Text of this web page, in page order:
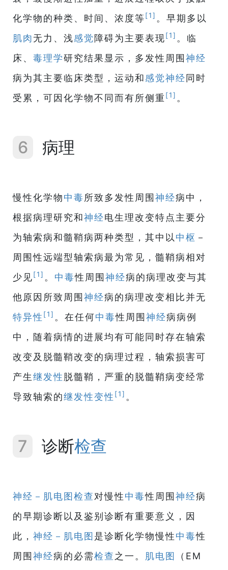
化学物的种类、时间、浓度等[1] 。早期多以
肌肉无力、浅感觉障碍为主要表现[1] 。临
床、 毒理学研究结果显示，多发性周围 神经
病为其主要临床类型，运动和感觉神经 同时
受累，可因化学物不同而有所侧重 [1] 。
6 病理
慢性化学物中毒所致多发性周围 神经病中，
根据病理研究和神经电生理改变特点主要分
为轴索病和髓鞘病两种类型，其中以 中枢 －
周围性远端型轴索病最为常见，髓鞘病相对
少见[1] 。 中毒性周围 神经病的病理改变与其
他原因所致周围 神经病的病理改变相比并无
特异性 [1] 。在任何中毒性周围 神经病病例
中，随着病情的进展均有可能同时存在轴索
改变及脱髓鞘改变的病理过程，轴索损害可
产生继发性脱髓鞘，严重的脱髓鞘病变经常
导致轴索的继发性变性 [1] 。
7 诊断检查
神经－肌电图 检查对慢性中毒性周围 神经病
的早期诊断以及鉴别诊断有重要意义，因
此， 神经－肌电图 是诊断化学物慢性中毒性
周围 神经病的必需检查 之一。 肌电图
（EM